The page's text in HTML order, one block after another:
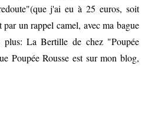
j'ai eu à 25 euros, soit
un rappel camel, avec ma bague
plus: La Bertille de chez "Poupée
Poupée Rousse est sur mon blog,